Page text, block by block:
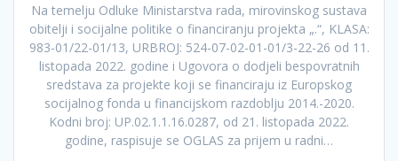
Na temelju Odluke Ministarstva rada, mirovinskog sustava
obitelji i socijalne politike o financiranju projekta „.“, KLASA:
983-01/22-01/13, URBROJ: 524-07-02-01-01/3-22-26 od 11.
listopada 2022. godine i Ugovora o dodjeli bespovratnih
sredstava za projekte koji se financiraju iz Europskog
socijalnog fonda u financijskom razdoblju 2014.-2020.
Kodni broj: UP.02.1.1.16.0287, od 21. listopada 2022.
godine, raspisuje se OGLAS za prijem u radni…